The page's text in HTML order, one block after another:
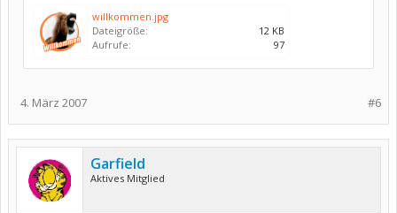
willkommen.jpg
Dateigröße:
12 KB
Aufrufe:
97
#6
4. März 2007
Garfield
Aktives Mitglied